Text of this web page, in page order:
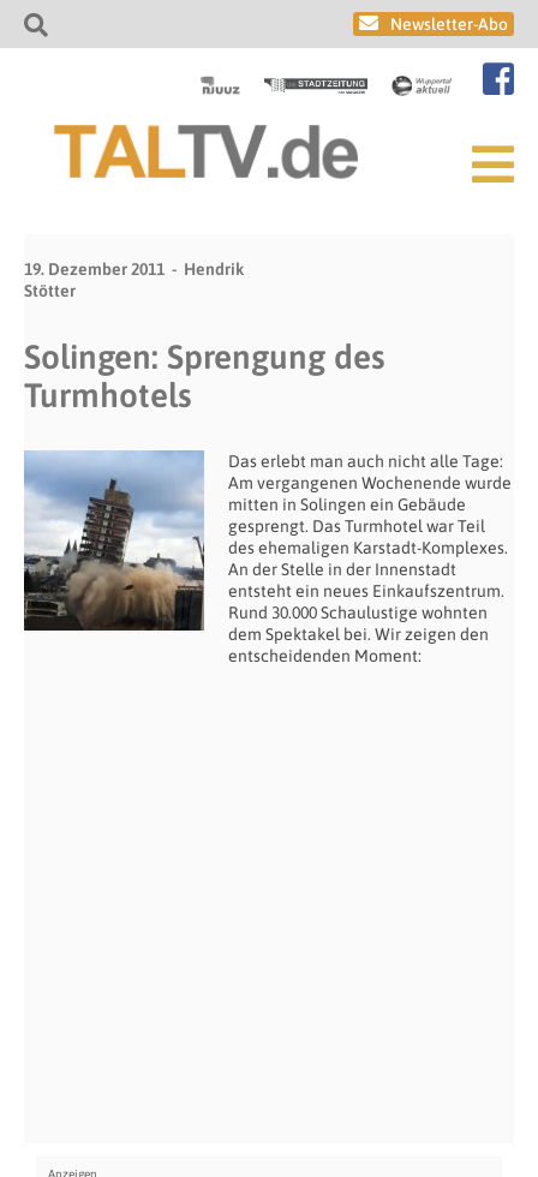
Newsletter-Abo
19. Dezember 2011
Hendrik
Stötter
Solingen: Sprengung des
Turmhotels
Das erlebt man auch nicht alle Tage:
Am vergangenen Wochenende wurde
mitten in Solingen ein Gebäude
gesprengt. Das Turmhotel war Teil
des ehemaligen Karstadt-Komplexes.
An der Stelle in der Innenstadt
entsteht ein neues Einkaufszentrum.
Rund 30.000 Schaulustige wohnten
dem Spektakel bei. Wir zeigen den
entscheidenden Moment: